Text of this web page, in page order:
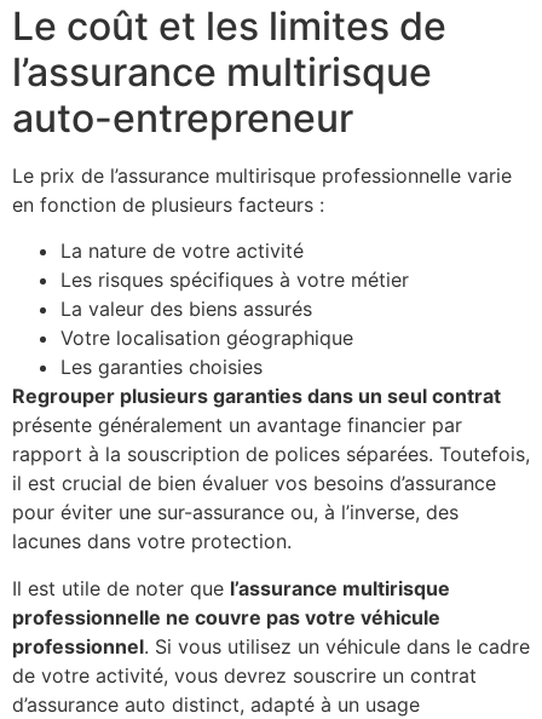
Le coût et les limites de
l’assurance multirisque
auto-entrepreneur
Le prix de l’assurance multirisque professionnelle varie
en fonction de plusieurs facteurs :
La nature de votre activité
Les risques spécifiques à votre métier
La valeur des biens assurés
Votre localisation géographique
Les garanties choisies
Regrouper plusieurs garanties dans un seul contrat
présente généralement un avantage financier par
rapport à la souscription de polices séparées. Toutefois,
il est crucial de bien évaluer vos besoins d’assurance
pour éviter une sur-assurance ou, à l’inverse, des
lacunes dans votre protection.
Il est utile de noter que l’assurance multirisque
professionnelle ne couvre pas votre véhicule
professionnel. Si vous utilisez un véhicule dans le cadre
de votre activité, vous devrez souscrire un contrat
d’assurance auto distinct, adapté à un usage